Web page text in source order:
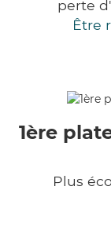
perte
Être
1ère
Plus